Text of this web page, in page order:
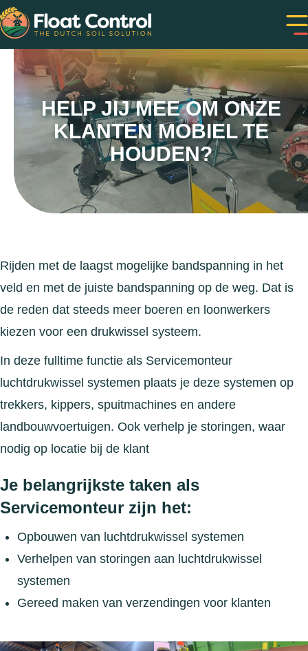
HELP JIJ MEE OM ONZE
KLANTEN MOBIEL TE
HOUDEN?
Rijden met de laagst mogelijke bandspanning in het
veld en met de juiste bandspanning op de weg. Dat is
de reden dat steeds meer boeren en loonwerkers
kiezen voor een drukwissel systeem.
In deze fulltime functie als Servicemonteur
luchtdrukwissel systemen plaats je deze systemen op
trekkers, kippers, spuitmachines en andere
landbouwvoertuigen. Ook verhelp je storingen, waar
nodig op locatie bij de klant
Je belangrijkste taken als
Servicemonteur zijn het:
Opbouwen van luchtdrukwissel systemen
Verhelpen van storingen aan luchtdrukwissel
systemen
Gereed maken van verzendingen voor klanten